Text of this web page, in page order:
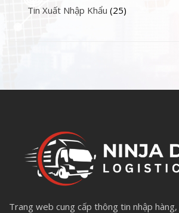
Tin Xuất Nhập Khẩu (25)
Trang web cung cấp thông tin nhập